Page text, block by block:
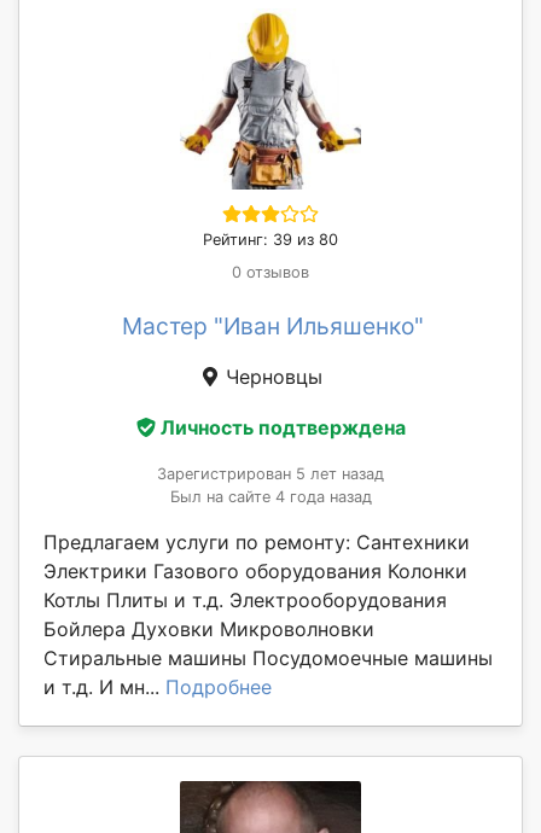
Рейтинг: 39 из 80
0 отзывов
Мастер "Иван Ильяшенко"
Черновцы
Личность подтверждена
Зарегистрирован 5 лет назад
Был на сайте 4 года назад
Предлагаем услуги по ремонту: Сантехники
Электрики Газового оборудования Колонки
Котлы Плиты и т.д. Электрооборудования
Бойлера Духовки Микроволновки
Стиральные машины Посудомоечные машины
и т.д. И мн... Подробнее